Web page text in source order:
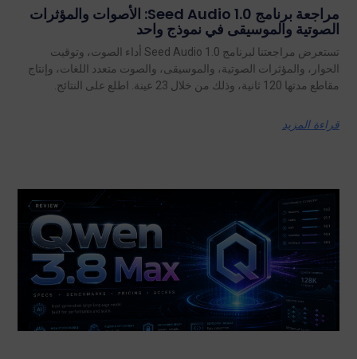
مراجعة برنامج Seed Audio 1.0: الأصوات والمؤثرات
الصوتية والموسيقى في نموذج واحد
تستعرض مراجعتنا لبرنامج Seed Audio 1.0 أداء الصوت، وتوقيت
الحوار، والمؤثرات الصوتية، والموسيقى، والصوت متعدد اللغات، وإنتاج
مقاطع مدتها 120 ثانية، وذلك من خلال 23 عينة. اطلع على النتائج.
قراءة المزيد